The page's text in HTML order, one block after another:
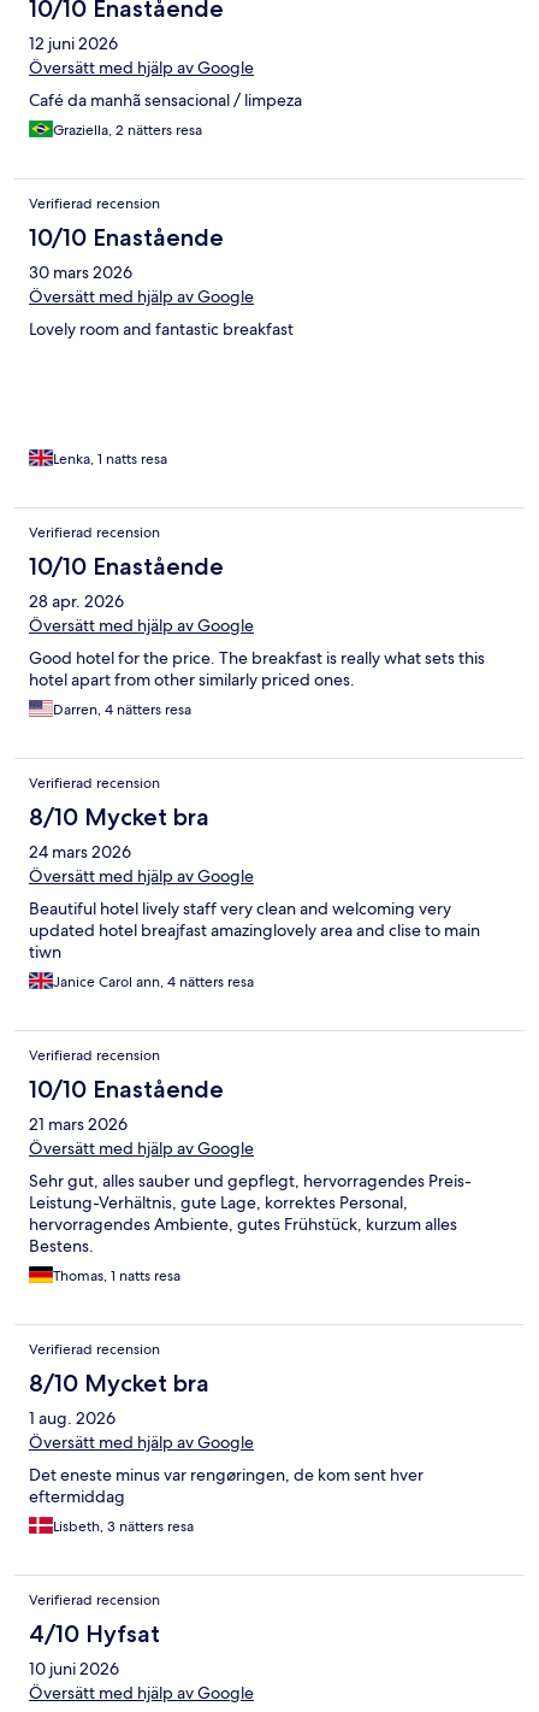
10/10 Enastående
12 juni 2026
Översätt med hjälp av Google
Café da manhã sensacional / limpeza
Graziella, 2 nätters resa
Verifierad recension
10/10 Enastående
30 mars 2026
Översätt med hjälp av Google
Lovely room and fantastic breakfast
Lenka, 1 natts resa
Verifierad recension
10/10 Enastående
28 apr. 2026
Översätt med hjälp av Google
Good hotel for the price. The breakfast is really what sets this
hotel apart from other similarly priced ones.
Darren, 4 nätters resa
Verifierad recension
8/10 Mycket bra
24 mars 2026
Översätt med hjälp av Google
Beautiful hotel lively staff very clean and welcoming very
updated hotel breajfast amazinglovely area and clise to main
tiwn
Janice Carol ann, 4 nätters resa
Verifierad recension
10/10 Enastående
21 mars 2026
Översätt med hjälp av Google
Sehr gut, alles sauber und gepflegt, hervorragendes Preis-
Leistung-Verhältnis, gute Lage, korrektes Personal,
hervorragendes Ambiente, gutes Frühstück, kurzum alles
Bestens.
Thomas, 1 natts resa
Verifierad recension
8/10 Mycket bra
1 aug. 2026
Översätt med hjälp av Google
Det eneste minus var rengøringen, de kom sent hver
eftermiddag
Lisbeth, 3 nätters resa
Verifierad recension
4/10 Hyfsat
10 juni 2026
Översätt med hjälp av Google